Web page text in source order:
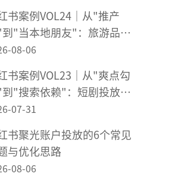
书案例VOL24｜从"推产
"当本地朋友"：旅游品牌
红书"被想起来"
08-06
书案例VOL23｜从"爽点勾
到"搜索依赖"：短剧投放不
赌爆款
07-31
书聚光账户投放的6个常见
与优化思路
08-06